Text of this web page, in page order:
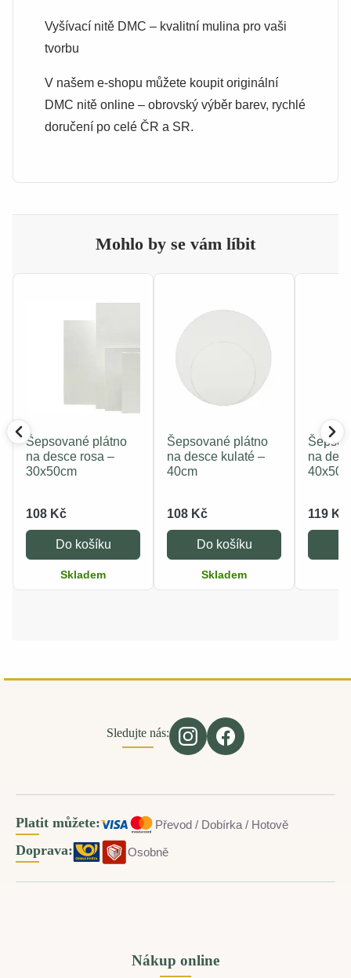
Vyšívací nitě DMC – kvalitní mulina pro vaši
tvorbu
V našem e-shopu můžete koupit originální
DMC nitě online – obrovský výběr barev, rychlé
doručení po celé ČR a SR.
Mohlo by se vám líbit
Šepsované plátno
na desce rosa –
30x50cm
108 Kč
Do košíku
Skladem
Šepsované plátno
na desce kulaté –
40cm
108 Kč
Do košíku
Skladem
na
119 Kč
Sledujte nás:
Platit můžete: Převod / Dobírka / Hotově
Doprava: Osobně
Nákup online